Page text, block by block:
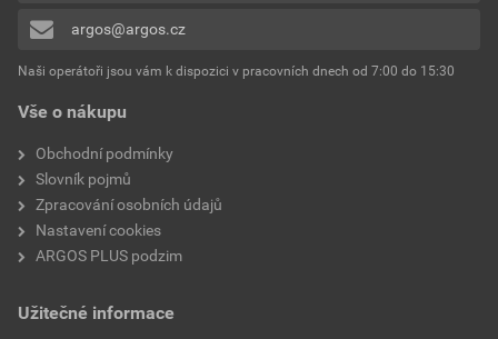
Přidávat hodnocení může pouze přihlášený uživatel.
Vše o nákupu
Obchodní podmínky
Slovník pojmů
Zpracování osobních údajů
Nastavení cookies
ARGOS PLUS podzim
Užitečné informace
argos@argos.cz
Naši operátoři jsou vám k dispozici v pracovních dnech od 7:00 do 15:30